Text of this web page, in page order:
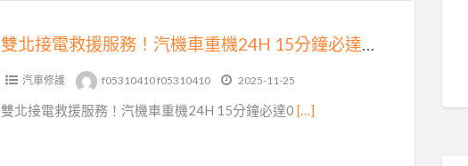
雙北接電救援服務！汽機車重機24H 15分鐘必達0913177311
汽車修護 f05310410 f05310410 2025-11-25
雙北接電救援服務！汽機車重機24H 15分鐘必達0 […]